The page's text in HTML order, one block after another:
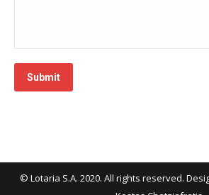
Submit
© Lotaria S.A. 2020. All rights reserved.